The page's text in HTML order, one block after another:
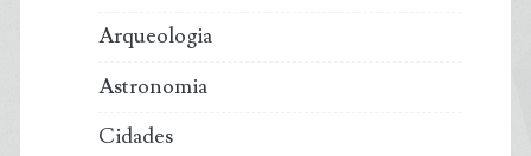
Arqueologia
Astronomia
Cidades